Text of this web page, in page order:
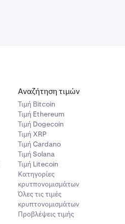
Αναζήτηση τιμών
Τιμή Βitcoin
Τιμή Ethereum
Τιμή Dogecoin
Τιμή XRP
Τιμή Cardano
Τιμή Solana
Τιμή Litecoin
Κατηγορίες
κρυτπονομισμάτων
Όλες τις τιμές
κρυπτονομισμάτων
Προβλέψεις τιμής